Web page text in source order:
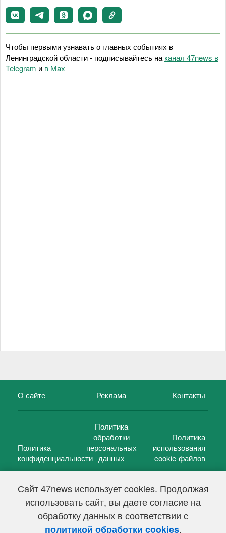
Сайт 47news использует cookies. Продолжая
использовать сайт, вы даете согласие на
обработку данных в соответствии с
политикой обработки cookies.
Чтобы первыми узнавать о главных событиях в
Ленинградской области - подписывайтесь на канал 47news в
Telegram и в Maх
О сайте Реклама Контакты
Политика
конфиденциальности
Политика
обработки
персональных
данных
Политика
использования
cookie-файлов
47 новостей (47 news)2005 — 2026 г.
Свидетельство о регистрации СМИ Эл № ФС 77-39848, выдано
Федеральной службой по надзору в сфере связи,